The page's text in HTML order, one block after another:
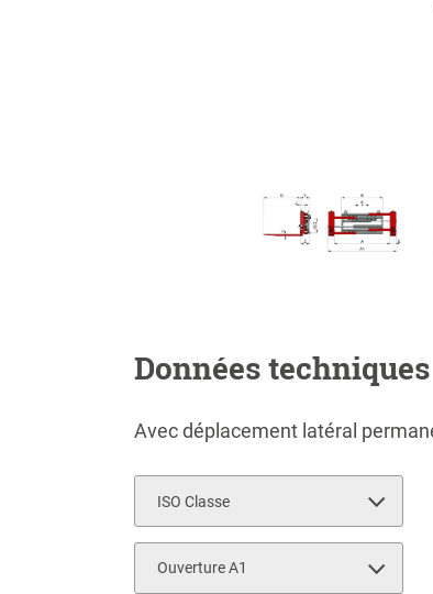
Données techniques
Avec déplacement latéral
ISO Classe
2
Ouverture A1